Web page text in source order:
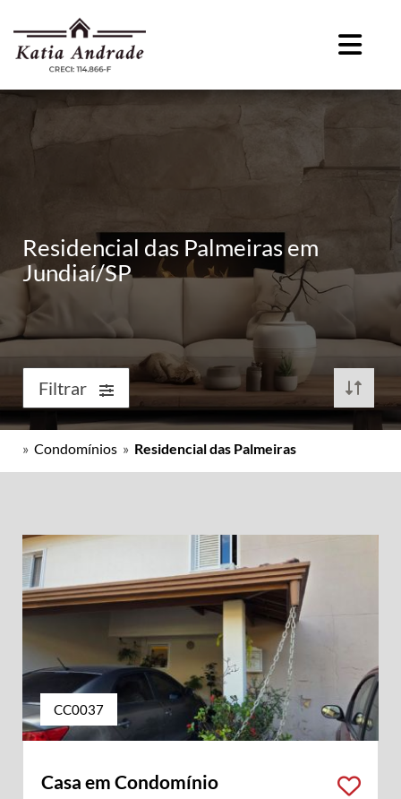
Residencial das Palmeiras em
Jundiaí/SP
Filtrar
» Condomínios » Residencial das Palmeiras
CC0037
Casa em Condomínio